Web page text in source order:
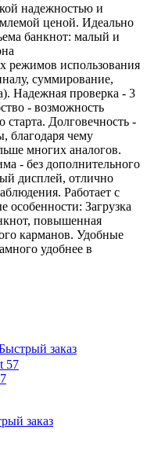
надежностью и
ценой. Идеально
банкнот: малый и
режимов использования
суммирование,
Надежная проверка - 3
- возможность
старта. Долговечность -
благодаря чему
многих аналогов.
- без дополнительного
дисплей, отлично
Работает с
Загрузка
повышенная
карманов. Удобные
удобнее в
заказ
заказ